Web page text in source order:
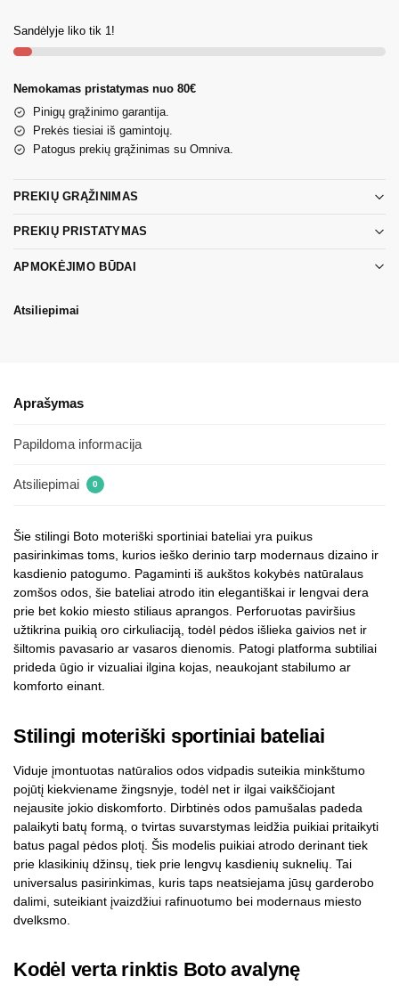
Sandėlyje liko tik 1!
Nemokamas pristatymas nuo 80€
Pinigų grąžinimo garantija.
Prekės tiesiai iš gamintojų.
Patogus prekių grąžinimas su Omniva.
PREKIŲ GRĄŽINIMAS
PREKIŲ PRISTATYMAS
APMOKĖJIMO BŪDAI
Atsiliepimai
Aprašymas
Papildoma informacija
Atsiliepimai 0
Šie stilingi Boto moteriški sportiniai bateliai yra puikus
pasirinkimas toms, kurios ieško derinio tarp modernaus dizaino ir
kasdienio patogumo. Pagaminti iš aukštos kokybės natūralaus
zomšos odos, šie bateliai atrodo itin elegantiškai ir lengvai dera
prie bet kokio miesto stiliaus aprangos. Perforuotas paviršius
užtikrina puikią oro cirkuliaciją, todėl pėdos išlieka gaivios net ir
šiltomis pavasario ar vasaros dienomis. Patogi platforma subtiliai
prideda ūgio ir vizualiai ilgina kojas, neaukojant stabilumo ar
komforto einant.
Stilingi moteriški sportiniai bateliai
Viduje įmontuotas natūralios odos vidpadis suteikia minkštumo
pojūtį kiekviename žingsnyje, todėl net ir ilgai vaikščiojant
nejausite jokio diskomforto. Dirbtinės odos pamušalas padeda
palaikyti batų formą, o tvirtas suvarstymas leidžia puikiai pritaikyti
batus pagal pėdos plotį. Šis modelis puikiai atrodo derinant tiek
prie klasikinių džinsų, tiek prie lengvų kasdienių suknelių. Tai
universalus pasirinkimas, kuris taps neatsiejama jūsų garderobo
dalimi, suteikiant įvaizdžiui rafinuotumo bei modernaus miesto
dvelksmo.
Kodėl verta rinktis Boto avalynę